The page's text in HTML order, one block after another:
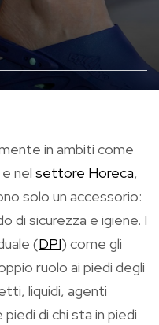
in ambiti come
nel settore Horeca,
solo un accessorio:
di sicurezza e igiene. I
(DPI) come gli
ruolo ai piedi degli
liquidi, agenti
di chi sta in piedi